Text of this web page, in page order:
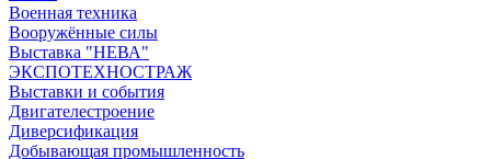
Военная техника
Вооружённые силы
Выставка "НЕВА"
ЭКСПОТЕХНОСТРАЖ
Выставки и события
Двигателестроение
Диверсификация
Добывающая промышленность